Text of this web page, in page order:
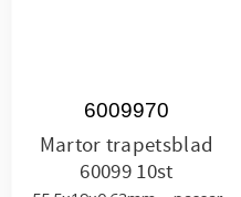
Martor trapetsblad
60099 10st
6009970